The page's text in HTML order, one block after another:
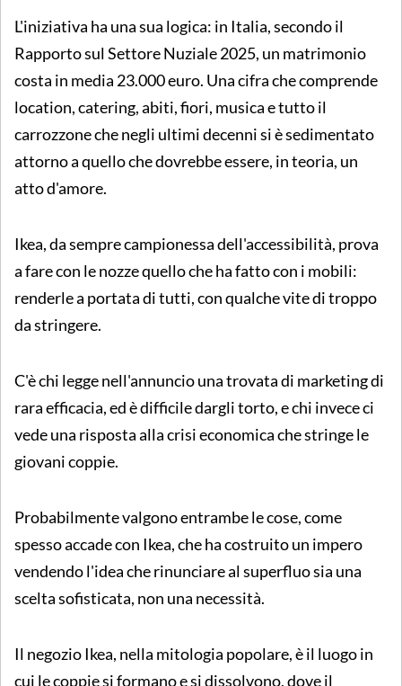
L'iniziativa ha una sua logica: in Italia, secondo il
Rapporto sul Settore Nuziale 2025, un matrimonio
costa in media 23.000 euro. Una cifra che comprende
location, catering, abiti, fiori, musica e tutto il
carrozzone che negli ultimi decenni si è sedimentato
attorno a quello che dovrebbe essere, in teoria, un
atto d'amore.
Ikea, da sempre campionessa dell'accessibilità, prova
a fare con le nozze quello che ha fatto con i mobili:
renderle a portata di tutti, con qualche vite di troppo
da stringere.
C'è chi legge nell'annuncio una trovata di marketing di
rara efficacia, ed è difficile dargli torto, e chi invece ci
vede una risposta alla crisi economica che stringe le
giovani coppie.
Probabilmente valgono entrambe le cose, come
spesso accade con Ikea, che ha costruito un impero
vendendo l'idea che rinunciare al superfluo sia una
scelta sofisticata, non una necessità.
Il negozio Ikea, nella mitologia popolare, è il luogo in
cui le coppie si formano e si dissolvono, dove il